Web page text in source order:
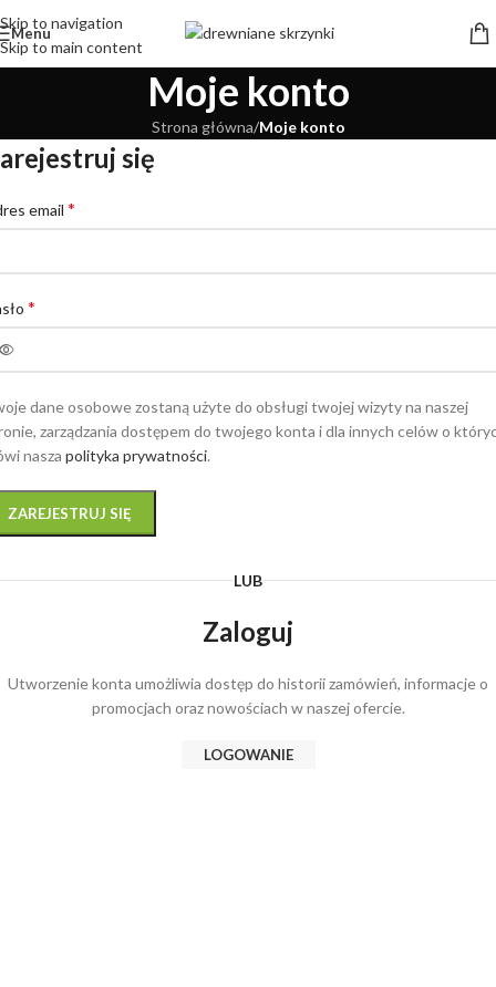
Skip to navigation
Skip to main content
Menu
Moje konto
Strona główna/Moje konto
się
email *
*
dane osobowe zostaną użyte do obsługi twojej wizyty na naszej
zarządzania dostępem do twojego konta i dla innych celów o
nasza polityka prywatności.
ZAREJESTRUJ SIĘ
LUB
Zaloguj
Utworzenie konta umożliwia dostęp do historii zamówień, informacje o
promocjach oraz nowościach w naszej ofercie.
LOGOWANIE